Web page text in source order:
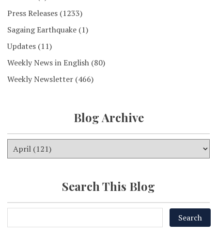
Press Releases (1233)
Sagaing Earthquake (1)
Updates (11)
Weekly News in English (80)
Weekly Newsletter (466)
Blog Archive
Search This Blog